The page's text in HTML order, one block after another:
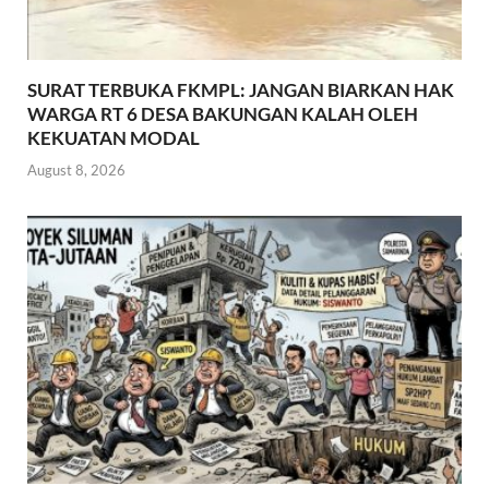
SURAT TERBUKA FKMPL: JANGAN BIARKAN HAK
WARGA RT 6 DESA BAKUNGAN KALAH OLEH
KEKUATAN MODAL
August 8, 2026